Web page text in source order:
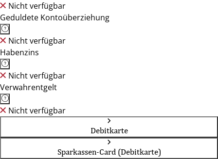
Nicht verfügbar
Geduldete Kontoüberziehung
Nicht verfügbar
Habenzins
Nicht verfügbar
Verwahrentgelt
Nicht verfügbar
Debitkarte
Sparkassen-Card (Debitkarte)